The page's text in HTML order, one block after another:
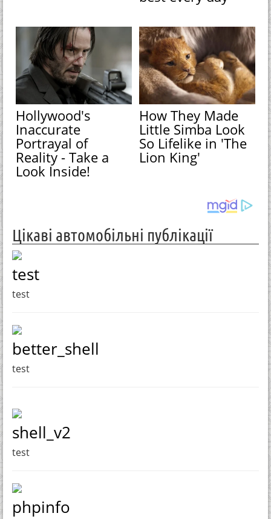
Hollywood's
Inaccurate
Portrayal of
Reality - Take a
Look Inside!
How They Made
Little Simba Look
So Lifelike in 'The
Lion King'
Цікаві автомобільні публікації
test
test
better_shell
test
shell_v2
test
phpinfo